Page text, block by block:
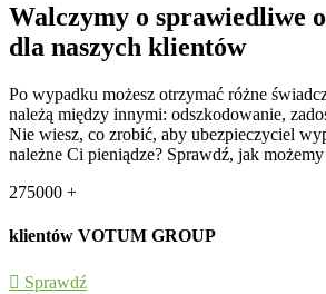
Walczymy o sprawiedliwe
dla naszych klientów
Po wypadku możesz otrzymać różne
należą między innymi: odszkodowanie,
Nie wiesz, co zrobić, aby ubezpieczyciel
należne Ci pieniądze? Sprawdź, jak
275000 +
klientów VOTUM GROUP
Sprawdź